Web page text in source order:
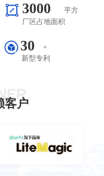
平方
厂区占地面积
30
3000
+
新型专利
客户